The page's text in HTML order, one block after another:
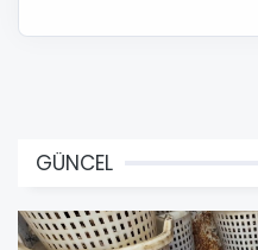
GÜNCEL